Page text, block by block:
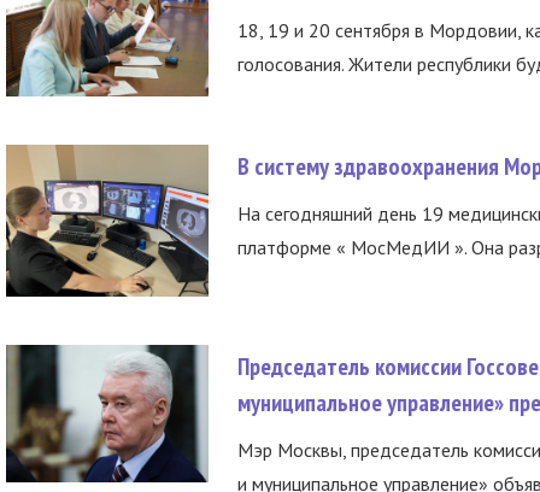
18, 19 и 20 сентября в Мордовии,
голосования. Жители республики
В систему здравоохранения
На сегодняшний день 19
платформе « МосМедИИ ». Она
Председатель комиссии
муниципальное управление»
Мэр Москвы, председатель
и муниципальное управление»